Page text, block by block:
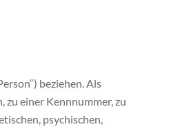
beziehen. Als
einer Kennnummer, zu
psychischen,